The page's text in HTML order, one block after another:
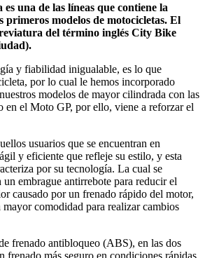
una de las líneas que contiene la
primeros modelos de motocicletas. El
del término inglés City Bike
y fiabilidad inigualable, es lo que
por lo cual le hemos incorporado
modelos de mayor cilindrada con las
en el Moto GP, por ello, viene a reforzar el
usuarios que se encuentran en
y eficiente que refleje su estilo, y esta
por su tecnología. La cual se
un embrague antirrebote para reducir el
causado por un frenado rápido del motor,
comodidad para realizar cambios
frenado antibloqueo (ABS), en las dos
frenado más seguro en condiciones rápidas